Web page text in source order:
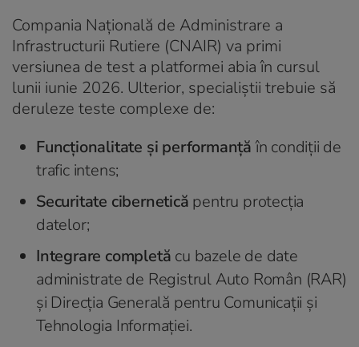
Compania Națională de Administrare a
Infrastructurii Rutiere (CNAIR) va primi
versiunea de test a platformei abia în cursul
lunii iunie 2026. Ulterior, specialiștii trebuie să
deruleze teste complexe de:
Funcționalitate și performanțăîn condiții de
trafic intens;
Securitate cibernetică pentru protecția
datelor;
Integrare completă cu bazele de date
administrate de Registrul Auto Român (RAR)
și Direcția Generală pentru Comunicații și
Tehnologia Informației.